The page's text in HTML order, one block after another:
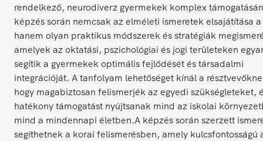
rendelkező, neurodiverz gyermekek komplex
képzés során nemcsak az elméleti ismeretek elsajátítása
hanem olyan praktikus módszerek és stratégiák
amelyek az oktatási, pszichológiai és jogi területeken
segítik a gyermekek optimális fejlődését és társadalmi
integrációját. A tanfolyam lehetőséget kínál a
hogy magabiztosan felismerjék az egyedi szükségleteket,
hatékony támogatást nyújtsanak mind az iskolai
mind a mindennapi életben.A képzés során szerzett
segíthetnek a korai felismerésben, amely kulcsfontosságú